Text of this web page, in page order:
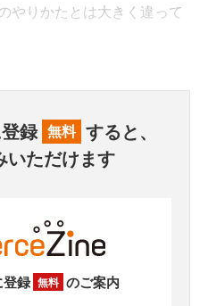
やりかたとは大きく違って
録 無料 すると、
いただけます
録 無料 のご案内